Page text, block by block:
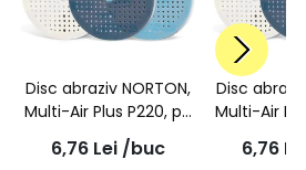
Disc abraziv NORTON,
Multi-Air Plus P220, pe
burete, rosu, A975,
150mm
6,76 Lei /buc
Disc
Multi-Air
A975,
6,76